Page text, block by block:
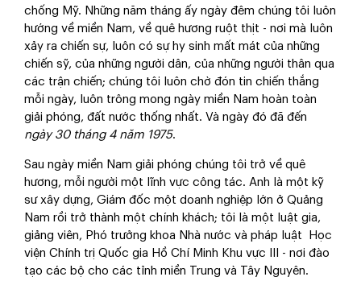
chống Mỹ. Những năm tháng ấy ngày đêm chúng tôi luôn
hướng về miền Nam, về quê hương ruột thịt - nơi mà luôn
xảy ra chiến sự, luôn có sự hy sinh mất mát của những
chiến sỹ, của những người dân, của những người thân qua
các trận chiến; chúng tôi luôn chờ đón tin chiến thắng
mỗi ngày, luôn trông mong ngày miền Nam hoàn toàn
giải phóng, đất nước thống nhất. Và ngày đó đã đến
ngày 30 tháng 4 năm 1975.
Sau ngày miền Nam giải phóng chúng tôi trở về quê
hương, mỗi người một lĩnh vực công tác. Anh là một kỹ
sư xây dựng, Giám đốc một doanh nghiệp lớn ở Quảng
Nam rồi trở thành một chính khách; tôi là một luật gia,
giảng viên, Phó trưởng khoa Nhà nước và pháp luật Học
viện Chính trị Quốc gia Hồ Chí Minh Khu vực III - nơi đào
tạo các bộ cho các tỉnh miền Trung và Tây Nguyên.